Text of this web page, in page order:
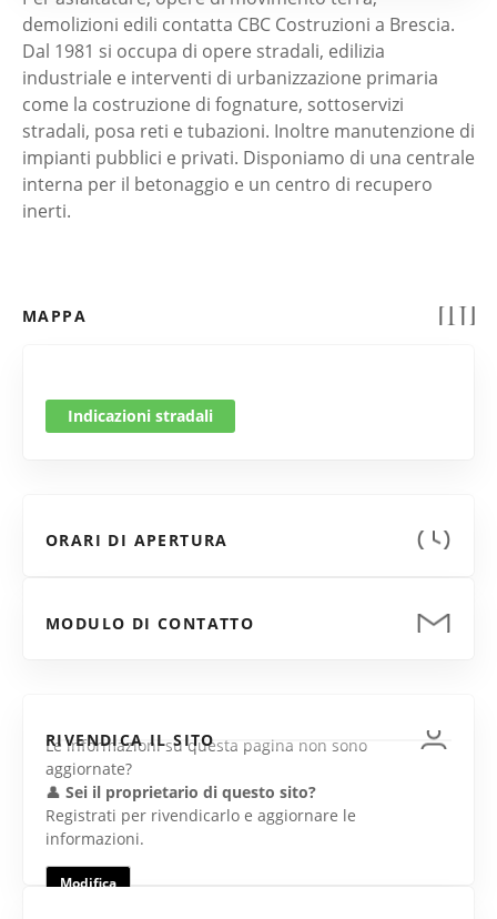
demolizioni edili contatta CBC Costruzioni a Brescia.
Dal 1981 si occupa di opere stradali, edilizia
industriale e interventi di urbanizzazione primaria
come la costruzione di fognature, sottoservizi
stradali, posa reti e tubazioni. Inoltre manutenzione di
impianti pubblici e privati. Disponiamo di una centrale
interna per il betonaggio e un centro di recupero
inerti.
MAPPA
Indicazioni stradali
ORARI DI APERTURA
MODULO DI CONTATTO
RIVENDICA IL SITO
Le informazioni su questa pagina non sono
aggiornate?
👤 Sei il proprietario di questo sito?
Registrati per rivendicarlo e aggiornare le
informazioni.
Modifica